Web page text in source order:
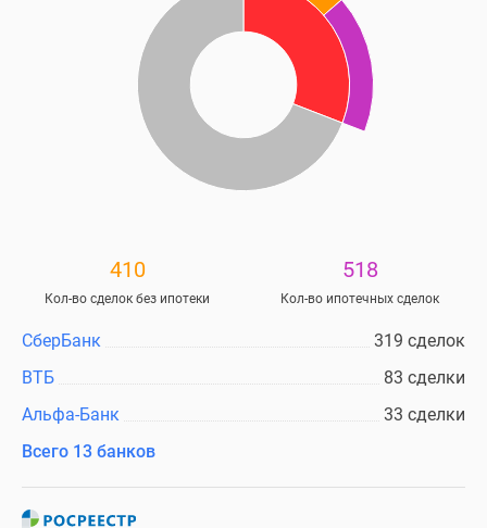
410
Кол-во сделок без ипотеки
518
Кол-во ипотечных сделок
319 сделок
СберБанк
83 сделки
ВТБ
33 сделки
Альфа-Банк
Всего 13 банков